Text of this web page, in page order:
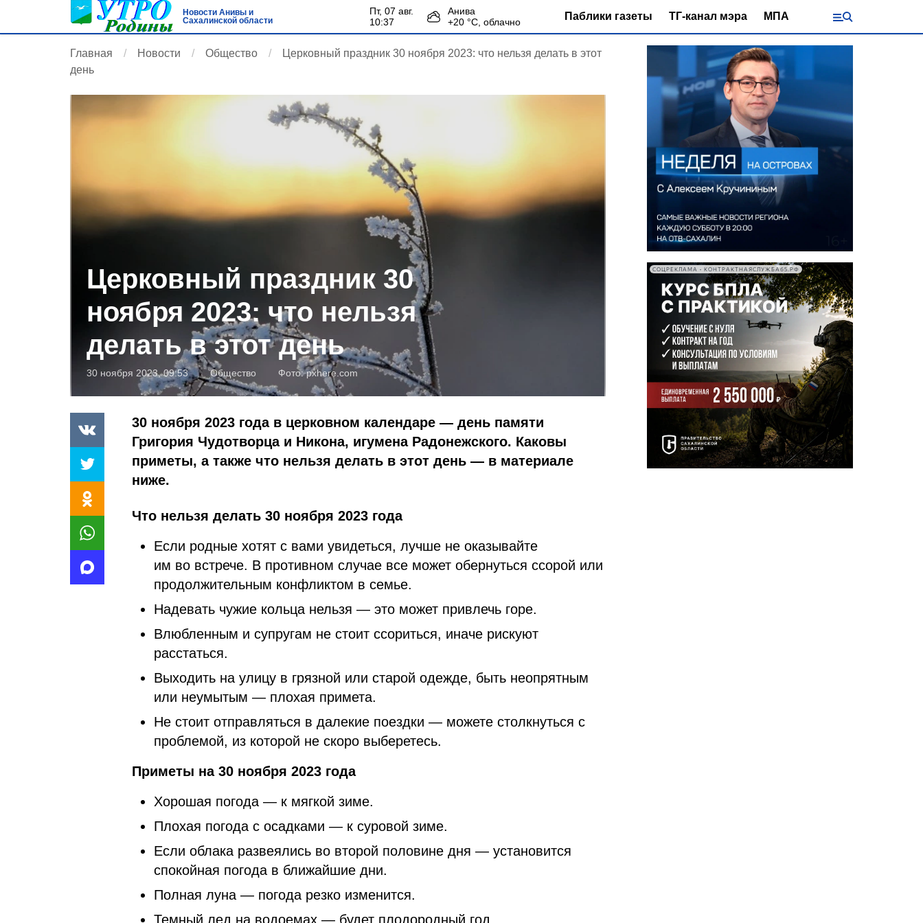
Новости Анивы и
Сахалинской области
пт, 07 авг.
10:37
Анива
+20 °С, облачно Паблики газеты ТГ-канал мэра МПА
Главная Новости Общество
Церковный праздник 30 ноября 2023: что нельзя делать в этот
день
Церковный праздник 30
ноября 2023: что нельзя
делать в этот день
30 ноября 2023, 09:53 Общество Фото:pxhere.com
30 ноября 2023 года в церковном календаре — день памяти
Григория Чудотворца и Никона, игумена Радонежского. Каковы
приметы, а также что нельзя делать в этот день — в материале
ниже.
Что нельзя делать 30 ноября 2023 года
Если родные хотят с вами увидеться, лучше не оказывайте
им во встрече. В противном случае все может обернуться ссорой или
продолжительным конфликтом в семье.
Надевать чужие кольца нельзя — это может привлечь горе.
Влюбленным и супругам не стоит ссориться, иначе рискуют
расстаться.
Выходить на улицу в грязной или старой одежде, быть неопрятным
или неумытым — плохая примета.
Не стоит отправляться в далекие поездки — можете столкнуться с
проблемой, из которой не скоро выберетесь.
Приметы на 30 ноября 2023 года
Хорошая погода — к мягкой зиме.
Плохая погода с осадками — к суровой зиме.
Если облака развеялись во второй половине дня — установится
спокойная погода в ближайшие дни.
Полная луна — погода резко изменится.
Темный лед на водоемах — будет плодородный год.
СОЦРЕКЛАМА • КОНТРАКТНАЯСЛУЖБА65.РФ